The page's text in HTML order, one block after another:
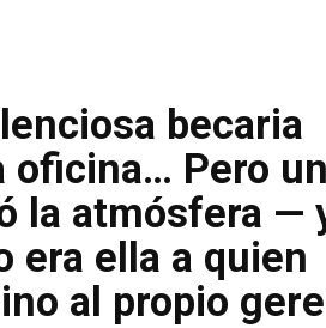
becaria
oficina… Pero
la atmósfera —
era ella a quien
al propio